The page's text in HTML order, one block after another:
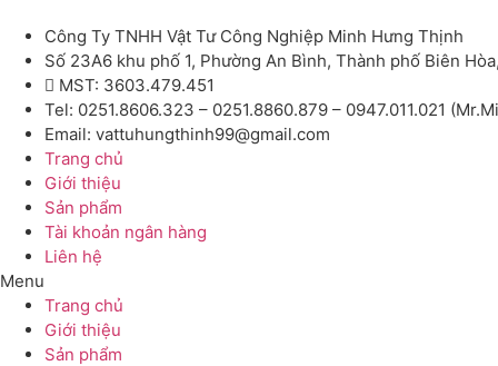
Công Ty TNHH Vật Tư Công Nghiệp Minh Hưng Thịnh
Số 23A6 khu phố 1, Phường An Bình, Thành phố Biên
MST: 3603.479.451
Tel: 0251.8606.323 – 0251.8860.879 – 0947.011.021
Email: vattuhungthinh99@gmail.com
Trang chủ
Giới thiệu
Sản phẩm
Tài khoản ngân hàng
Liên hệ
Menu
Trang chủ
Giới thiệu
Sản phẩm